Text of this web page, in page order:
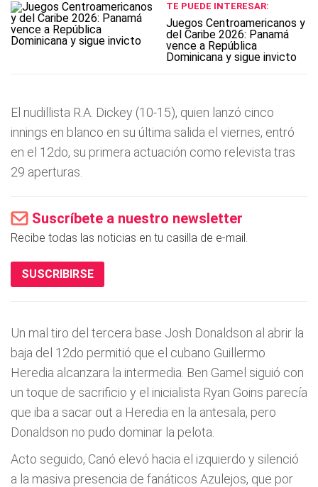
TE PUEDE INTERESAR:
Juegos Centroamericanos y
del Caribe 2026: Panamá
vence a República
Dominicana y sigue invicto
El nudillista R.A. Dickey (10-15), quien lanzó cinco
innings en blanco en su última salida el viernes, entró
en el 12do, su primera actuación como relevista tras
29 aperturas.
Suscríbete a nuestro newsletter
Recibe todas las noticias en tu casilla de e-mail.
SUSCRIBIRSE
Un mal tiro del tercera base Josh Donaldson al abrir la
baja del 12do permitió que el cubano Guillermo
Heredia alcanzara la intermedia. Ben Gamel siguió con
un toque de sacrificio y el inicialista Ryan Goins parecía
que iba a sacar out a Heredia en la antesala, pero
Donaldson no pudo dominar la pelota.
Acto seguido, Canó elevó hacia el izquierdo y silenció
a la masiva presencia de fanáticos Azulejos, que por